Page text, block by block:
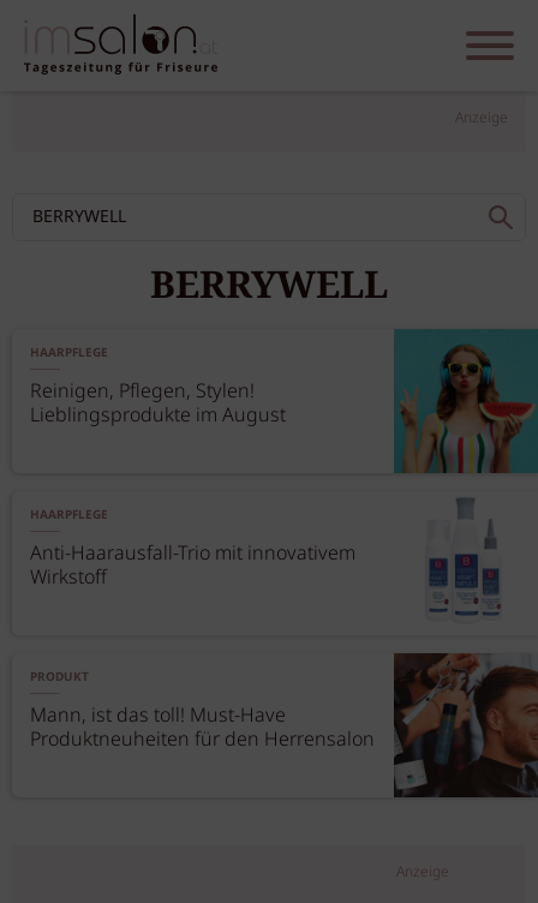
Anzeige
BERRYWELL
HAARPFLEGE
Reinigen, Pflegen, Stylen!
Lieblingsprodukte im August
HAARPFLEGE
Anti-Haarausfall-Trio mit innovativem
Wirkstoff
PRODUKT
Mann, ist das toll! Must-Have
Produktneuheiten für den Herrensalon
Anzeige